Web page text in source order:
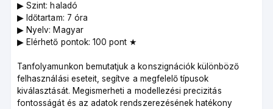
▶︎ Szint: haladó
▶︎ Időtartam: 7 óra
▶︎ Nyelv: Magyar
▶︎ Elérhető pontok: 100 pont ★
Tanfolyamunkon bemutatjuk a konszignációk különböző
felhasználási eseteit, segítve a megfelelő típusok
kiválasztását. Megismerheti a modellezési precizitás
fontosságát és az adatok rendszerezésének hatékony